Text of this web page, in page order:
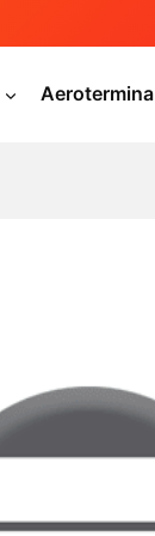
Aerotermina